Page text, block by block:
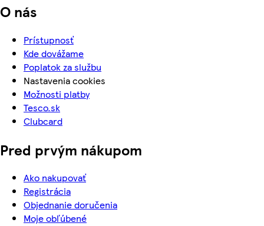
O nás
Prístupnosť
Kde dovážame
Poplatok za službu
Nastavenia cookies
Možnosti platby
Tesco.sk
Clubcard
Pred prvým nákupom
Ako nakupovať
Registrácia
Objednanie doručenia
Moje obľúbené